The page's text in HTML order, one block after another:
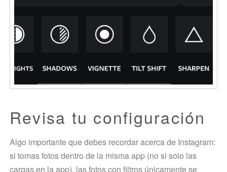
Revisa tu configuración
Algo importante que debes recordar acerca de Instagram:
si tomas fotos dentro de la misma app (no si solo las
cargas en la app), las fotos con filtros únicamente se